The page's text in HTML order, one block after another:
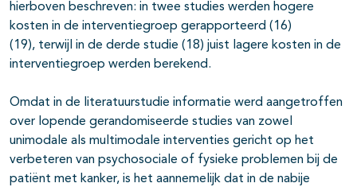
hierboven beschreven: in twee studies werden hogere
kosten in de interventiegroep gerapporteerd (16)
(19), terwijl in de derde studie (18) juist lagere kosten in de
interventiegroep werden berekend.
Omdat in de literatuurstudie informatie werd aangetroffen
over lopende gerandomiseerde studies van zowel
unimodale als multimodale interventies gericht op het
verbeteren van psychosociale of fysieke problemen bij de
patiënt met kanker, is het aannemelijk dat in de nabije